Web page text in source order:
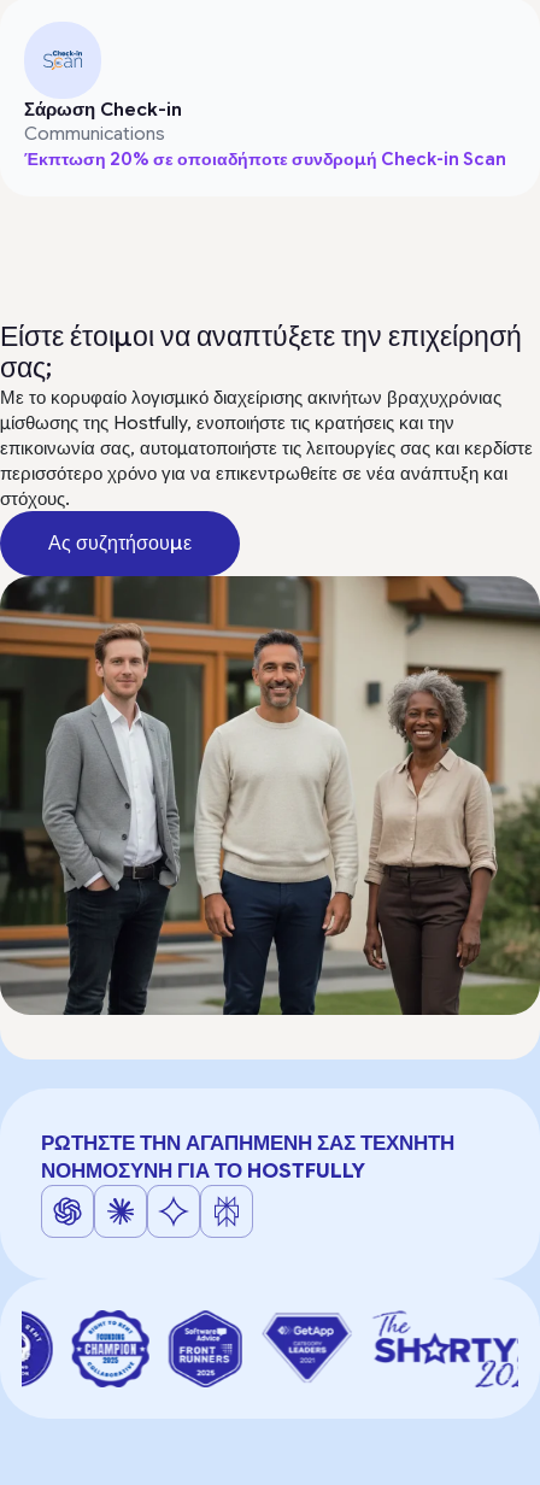
Σάρωση Check-in
Communications
Έκπτωση 20% σε οποιαδήποτε συνδρομή Check-in Scan
Είστε έτοιμοι να αναπτύξετε την επιχείρησή
σας;
Με το κορυφαίο λογισμικό διαχείρισης ακινήτων βραχυχρόνιας
μίσθωσης της Hostfully, ενοποιήστε τις κρατήσεις και την
επικοινωνία σας, αυτοματοποιήστε τις λειτουργίες σας και κερδίστε
περισσότερο χρόνο για να επικεντρωθείτε σε νέα ανάπτυξη και
στόχους.
Ας συζητήσουμε
ΡΩΤΉΣΤΕ ΤΗΝ ΑΓΑΠΗΜΈΝΗ ΣΑΣ ΤΕΧΝΗΤΉ
ΝΟΗΜΟΣΎΝΗ ΓΙΑ ΤΟ HOSTFULLY